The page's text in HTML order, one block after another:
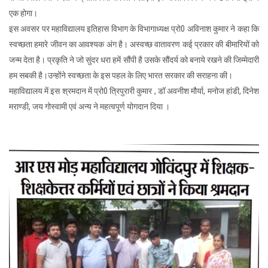
एक होगा।
इस अवसर पर महाविद्यालय इतिहास विभाग के विभागाध्यक्ष प्रो0 अविनाश कुमार ने कहा कि
स्वच्छता हमारे जीवन का आवश्यक अंग है। अस्वच्छ वातावरण कई प्रकार की बीमारियों को
जन्म देता है। प्रकृति ने जो सुंदर धरा हमें सौंपी है उसके सौंदर्य को बनाये रखने की जिम्मेदारी
हम सबकी है।उन्होंने स्वच्छता के इस पहल के लिए भारत सरकार की सराहना की।
महाविद्यालय में इस श्रमदान में प्रो0 त्रिपुरारी कुमार , डॉ अवनीश मौर्या, मनोज हांडी, दिनेश
मराण्डी, जय गोस्वामी एवं अन्य ने महत्वपूर्ण योगदान दिया ।